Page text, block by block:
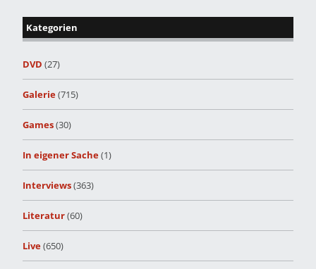
Kategorien
DVD (27)
Galerie(715)
Games(30)
In eigener Sache(1)
Interviews(363)
Literatur(60)
Live(650)